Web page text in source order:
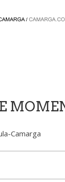
Camarga